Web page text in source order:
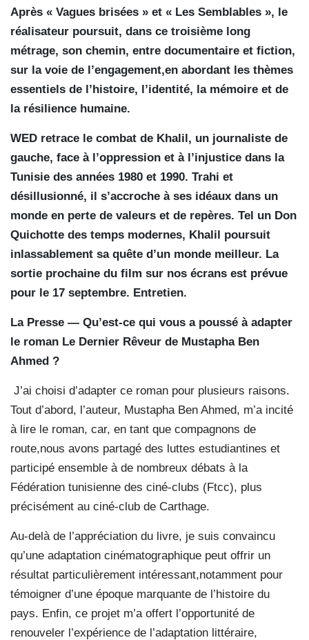
Après « Vagues brisées » et « Les Semblables », le
réalisateur poursuit, dans ce troisième long
métrage, son chemin, entre documentaire et fiction,
sur la voie de l’engagement,en abordant les thèmes
essentiels de l’histoire, l’identité, la mémoire et de
la résilience humaine.
WED retrace le combat de Khalil, un journaliste de
gauche, face à l’oppression et à l’injustice dans la
Tunisie des années 1980 et 1990. Trahi et
désillusionné, il s’accroche à ses idéaux dans un
monde en perte de valeurs et de repères. Tel un Don
Quichotte des temps modernes, Khalil poursuit
inlassablement sa quête d’un monde meilleur. La
sortie prochaine du film sur nos écrans est prévue
pour le 17 septembre. Entretien.
La Presse — Qu’est-ce qui vous a poussé à adapter
le roman Le Dernier Rêveur de Mustapha Ben
Ahmed ?
J’ai choisi d’adapter ce roman pour plusieurs raisons.
Tout d’abord, l’auteur, Mustapha Ben Ahmed, m’a incité
à lire le roman, car, en tant que compagnons de
route,nous avons partagé des luttes estudiantines et
participé ensemble à de nombreux débats à la
Fédération tunisienne des ciné-clubs (Ftcc), plus
précisément au ciné-club de Carthage.
Au-delà de l’appréciation du livre, je suis convaincu
qu’une adaptation cinématographique peut offrir un
résultat particulièrement intéressant,notamment pour
témoigner d’une époque marquante de l’histoire du
pays. Enfin, ce projet m’a offert l’opportunité de
renouveler l’expérience de l’adaptation littéraire,